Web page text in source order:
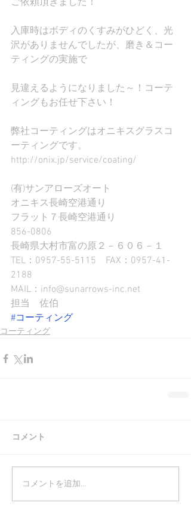
ご依頼頂きました！
入庫時はボディのくすみがひどく、光
沢がありませんでしたが、磨き＆コー
ティングの実施で
見違えるようになりました～！コーテ
ィングもお任せ下さい！
弊社コーティングはオニキスグラスコ
ーティングです。
http://onix.jp/service/coating/
(有)サンアローズオート
オニキス長崎空港通り
フラット７長崎空港通り
856-0806
長崎県大村市富の原２－６０６－１
TEL：0957-55-5115　FAX：0957-41-
2188
MAIL：info@sunarrows-inc.net
担当　佐伯
#コーティング
コーティング
コメント
コメントを追加…